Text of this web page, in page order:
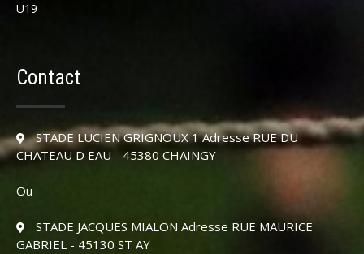
U19
Contact
STADE LUCIEN GRIGNOUX 1 Adresse RUE DU
CHATEAU D EAU - 45380 CHAINGY
Ou
STADE JACQUES MIALON Adresse RUE MAURICE
GABRIEL - 45130 ST AY